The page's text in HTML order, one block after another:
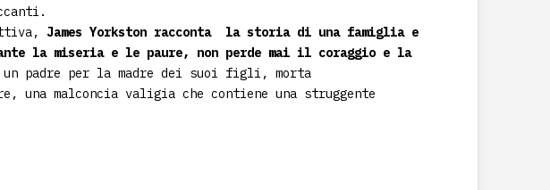
James Yorkston racconta la storia di una famiglia e
la miseria e le paure, non perde mai il coraggio e la
padre per la madre dei suoi figli, morta
una malconcia valigia che contiene una struggente